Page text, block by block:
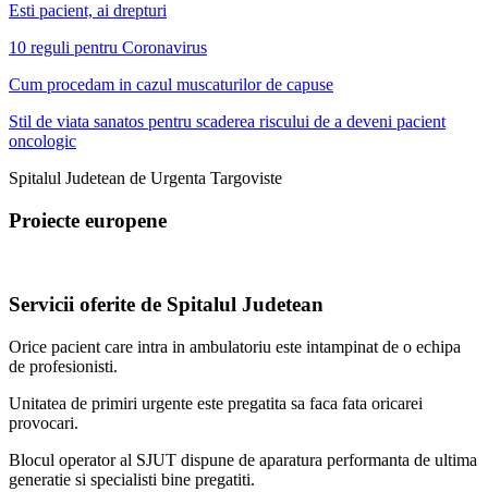
Esti pacient, ai drepturi
10 reguli pentru Coronavirus
Cum procedam in cazul muscaturilor de capuse
Stil de viata sanatos pentru scaderea riscului de a deveni pacient
oncologic
Spitalul Judetean de Urgenta Targoviste
Proiecte europene
Servicii oferite de Spitalul Judetean
Orice pacient care intra in ambulatoriu este intampinat de o echipa
de profesionisti.
Unitatea de primiri urgente este pregatita sa faca fata oricarei
provocari.
Blocul operator al SJUT dispune de aparatura performanta de ultima
generatie si specialisti bine pregatiti.